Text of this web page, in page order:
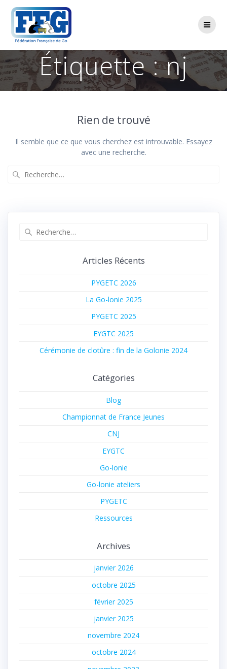
Étiquette :nj
Rien de trouvé
Il semble que ce que vous cherchez est introuvable. Essayez
avec une recherche.
Articles Récents
PYGETC 2026
La Go-lonie 2025
PYGETC 2025
EYGTC 2025
Cérémonie de clotûre : fin de la Golonie 2024
Catégories
Blog
Championnat de France Jeunes
CNJ
EYGTC
Go-lonie
Go-lonie ateliers
PYGETC
Ressources
Archives
janvier 2026
octobre 2025
février 2025
janvier 2025
novembre 2024
octobre 2024